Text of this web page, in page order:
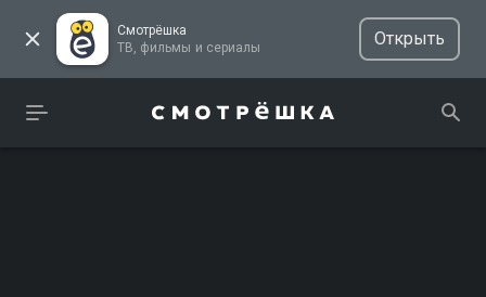
Смотрёшка
ТВ, фильмы и сериалы
Открыть